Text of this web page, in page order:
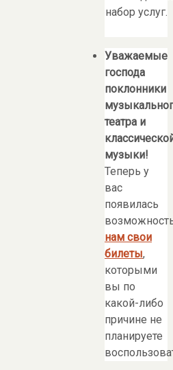
набор услуг.
Уважаемые
господа
поклонники
театра и
музыки!
Теперь у
вас
появилась
нам свои
билеты,
которыми
вы по
какой-либо
причине не
планируете